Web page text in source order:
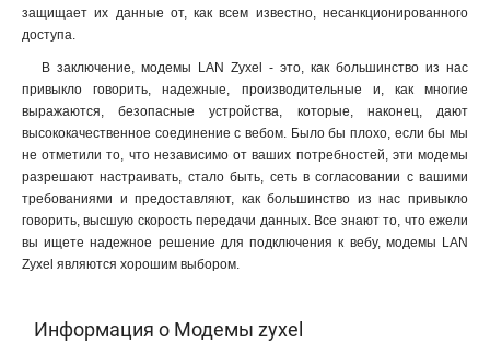
защищает их данные от, как всем известно, несанкционированного
доступа.
В заключение, модемы LAN Zyxel - это, как большинство из нас
привыкло говорить, надежные, производительные и, как многие
выражаются, безопасные устройства, которые, наконец, дают
высококачественное соединение с вебом. Было бы плохо, если бы мы
не отметили то, что независимо от ваших потребностей, эти модемы
разрешают настраивать, стало быть, сеть в согласовании с вашими
требованиями и предоставляют, как большинство из нас привыкло
говорить, высшую скорость передачи данных. Все знают то, что ежели
вы ищете надежное решение для подключения к вебу, модемы LAN
Zyxel являются хорошим выбором.
Информация о Модемы zyxel